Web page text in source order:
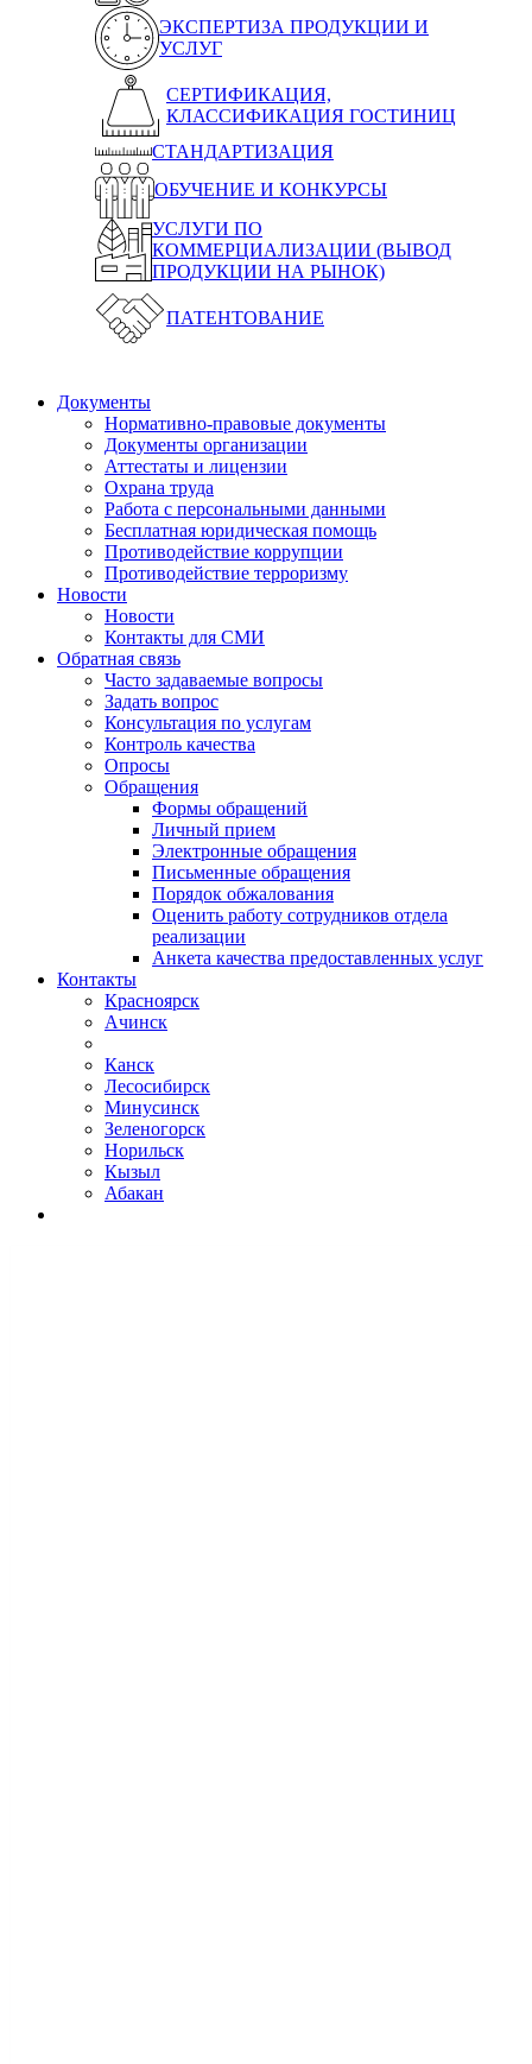
ЭКСПЕРТИЗА ПРОДУКЦИИ И
УСЛУГ
СЕРТИФИКАЦИЯ,
КЛАССИФИКАЦИЯ ГОСТИНИЦ
СТАНДАРТИЗАЦИЯ
ОБУЧЕНИЕ И КОНКУРСЫ
УСЛУГИ ПО
КОММЕРЦИАЛИЗАЦИИ (ВЫВОД
ПРОДУКЦИИ НА РЫНОК)
ПАТЕНТОВАНИЕ
Документы
Нормативно-правовые документы
Документы организации
Аттестаты и лицензии
Охрана труда
Работа с персональными данными
Бесплатная юридическая помощь
Противодействие коррупции
Противодействие терроризму
Новости
Новости
Контакты для СМИ
Обратная связь
Часто задаваемые вопросы
Задать вопрос
Консультация по услугам
Контроль качества
Опросы
Обращения
Формы обращений
Личный прием
Электронные обращения
Письменные обращения
Порядок обжалования
Оценить работу сотрудников отдела
реализации
Анкета качества предоставленных услуг
Контакты
Красноярск
Ачинск
Канск
Лесосибирск
Минусинск
Зеленогорск
Норильск
Кызыл
Абакан